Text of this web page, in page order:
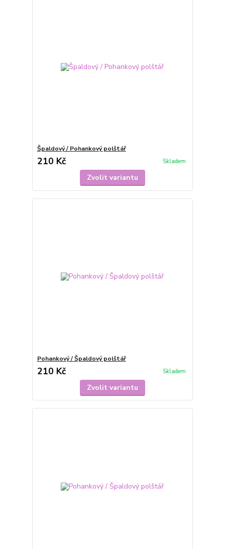
Špaldový / Pohankový polštář
210 Kč Skladem
Zvolit variantu
Pohankový / Špaldový polštář
210 Kč Skladem
Zvolit variantu